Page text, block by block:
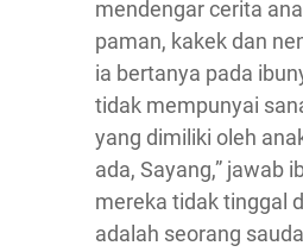
mendengar cerita
paman, kakek dan
ia bertanya pada
tidak mempunyai
yang dimiliki oleh
ada, Sayang,” jawab
mereka tidak tinggal
adalah seorang